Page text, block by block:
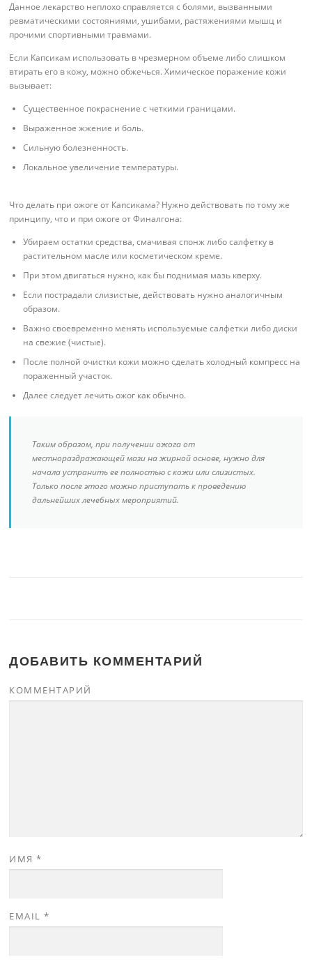
Данное лекарство неплохо справляется с болями, вызванными
ревматическими состояниями, ушибами, растяжениями мышц и
прочими спортивными травмами.
Если Капсикам использовать в чрезмерном объеме либо слишком
втирать его в кожу, можно обжечься. Химическое поражение кожи
вызывает:
Существенное покраснение с четкими границами.
Выраженное жжение и боль.
Сильную болезненность.
Локальное увеличение температуры.
Что делать при ожоге от Капсикама? Нужно действовать по тому же
принципу, что и при ожоге от Финалгона:
Убираем остатки средства, смачивая спонж либо салфетку в
растительном масле или косметическом креме.
При этом двигаться нужно, как бы поднимая мазь кверху.
Если пострадали слизистые, действовать нужно аналогичным
образом.
Важно своевременно менять используемые салфетки либо диски
на свежие (чистые).
После полной очистки кожи можно сделать холодный компресс на
пораженный участок.
Далее следует лечить ожог как обычно.
Таким образом, при получении ожога от
местнораздражающей мази на жирной основе, нужно для
начала устранить ее полностью с кожи или слизистых.
Только после этого можно приступать к проведению
дальнейших лечебных мероприятий.
ДОБАВИТЬ КОММЕНТАРИЙ
КОММЕНТАРИЙ
ИМЯ*
EMAIL*